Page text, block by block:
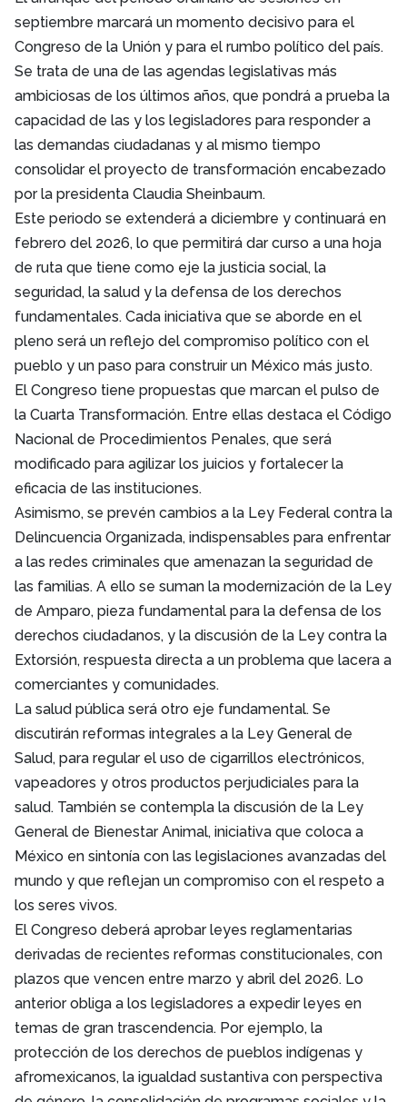
septiembre marcará un momento decisivo para el
Congreso de la Unión y para el rumbo político del país.
Se trata de una de las agendas legislativas más
ambiciosas de los últimos años, que pondrá a prueba la
capacidad de las y los legisladores para responder a
las demandas ciudadanas y al mismo tiempo
consolidar el proyecto de transformación encabezado
por la presidenta Claudia Sheinbaum.
Este periodo se extenderá a diciembre y continuará en
febrero del 2026, lo que permitirá dar curso a una hoja
de ruta que tiene como eje la justicia social, la
seguridad, la salud y la defensa de los derechos
fundamentales. Cada iniciativa que se aborde en el
pleno será un reflejo del compromiso político con el
pueblo y un paso para construir un México más justo.
El Congreso tiene propuestas que marcan el pulso de
la Cuarta Transformación. Entre ellas destaca el Código
Nacional de Procedimientos Penales, que será
modificado para agilizar los juicios y fortalecer la
eficacia de las instituciones.
Asimismo, se prevén cambios a la Ley Federal contra la
Delincuencia Organizada, indispensables para enfrentar
a las redes criminales que amenazan la seguridad de
las familias. A ello se suman la modernización de la Ley
de Amparo, pieza fundamental para la defensa de los
derechos ciudadanos, y la discusión de la Ley contra la
Extorsión, respuesta directa a un problema que lacera a
comerciantes y comunidades.
La salud pública será otro eje fundamental. Se
discutirán reformas integrales a la Ley General de
Salud, para regular el uso de cigarrillos electrónicos,
vapeadores y otros productos perjudiciales para la
salud. También se contempla la discusión de la Ley
General de Bienestar Animal, iniciativa que coloca a
México en sintonía con las legislaciones avanzadas del
mundo y que reflejan un compromiso con el respeto a
los seres vivos.
El Congreso deberá aprobar leyes reglamentarias
derivadas de recientes reformas constitucionales, con
plazos que vencen entre marzo y abril del 2026. Lo
anterior obliga a los legisladores a expedir leyes en
temas de gran trascendencia. Por ejemplo, la
protección de los derechos de pueblos indígenas y
afromexicanos, la igualdad sustantiva con perspectiva